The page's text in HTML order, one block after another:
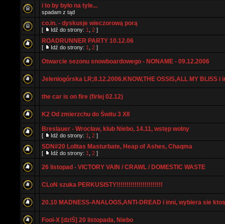
i to by było na tyle...
spadam z tąd
co.in. - dyskusje wieczorową porą
[ Idź do strony: 1 2 ]
ROADRUNNER PARTY 10.12.06
[ Idź do strony: 1 2 ]
Otwarcie sezonu snowboardowego - NONAME - 09.12.2006
Jeleniogórska LR;8.12.2006.KNOW,THE OSSIS,ALL MY BLISS i
the car is on fire (firlej 02.12)
K2 Od zmierzchu do Świtu 3 XII
Breslauer - Wrocław, klub Niebo, 14.11, wstęp wolny
[ Idź do strony: 1 2 ]
SDN#20 Lolitas Masturbate, Heap of Ashes, Chaqma
[ Idź do strony: 1 2 ]
26 listopad - VICTORY VAIN / CRAWL / DOMESTIC WASTE
CLoN szuka PERKUSISTY!!!!!!!!!!!!!!!!!!!!!!!
20.10 MADNESS-ANALOGS,ANTI-DREAD i inni, wybiera sie
Fool-X [dziŚ] 20 listopada, Niebo